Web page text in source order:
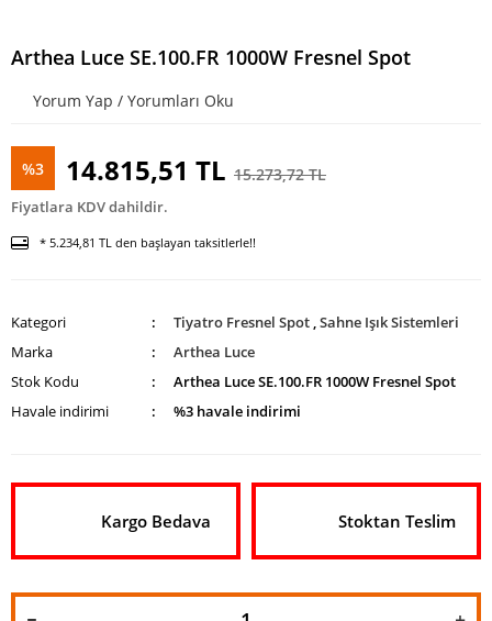
Arthea Luce SE.100.FR 1000W Fresnel Spot
Yorum Yap / Yorumları Oku
%3 14.815,51 TL 15.273,72 TL
Fiyatlara KDV dahildir.
* 5.234,81 TL den başlayan taksitlerle!!
Kategori Tiyatro Fresnel Spot ,Sahne Işık Sistemleri
Marka
Arthea Luce
Stok Kodu
Arthea Luce SE.100.FR 1000W Fresnel Spot
Havale indirimi
%3 havale indirimi
Kargo Bedava Stoktan Teslim